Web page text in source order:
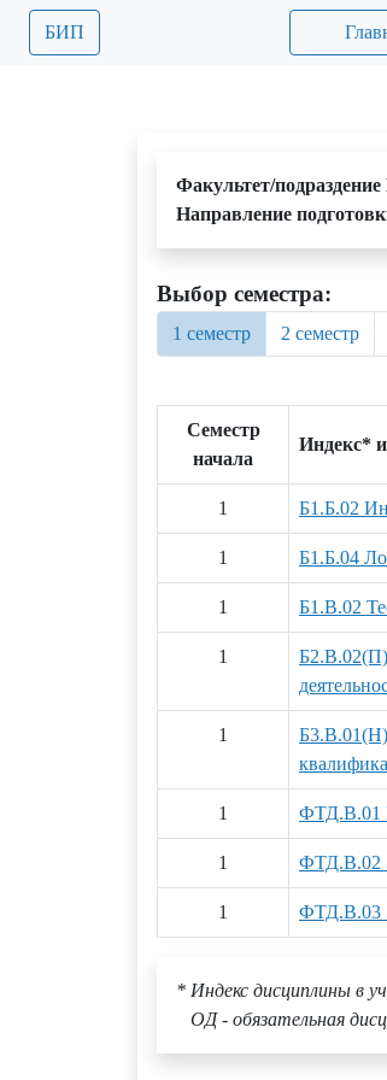
БИП
Факультет/
Направление
Выбор семестра:
1 семестр 2 семестр
Семестр
начала
Индекс*
1 Б1.Б.02
1 Б1.Б.04
1 Б1.В.02
1
Б2.В.02(П)
1
Б3.В.01(Н)
1 ФТД.В.01
1 ФТД.В.02
1 ФТД.В.03
* Индекс дисциплины в
ОД - обязательная